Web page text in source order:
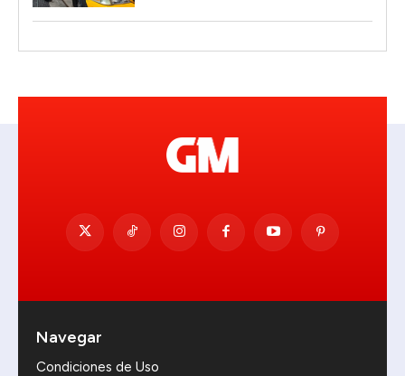
Navegar
Condiciones de Uso